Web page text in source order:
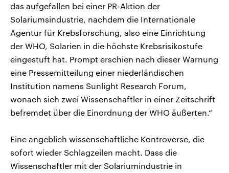
das aufgefallen bei einer PR-Aktion der
Solariumsindustrie, nachdem die Internationale
Agentur für Krebsforschung, also eine Einrichtung
der WHO, Solarien in die höchste Krebsrisikostufe
eingestuft hat. Prompt erschien nach dieser Warnung
eine Pressemitteilung einer niederländischen
Institution namens Sunlight Research Forum,
wonach sich zwei Wissenschaftler in einer Zeitschrift
befremdet über die Einordnung der WHO äußerten.“
Eine angeblich wissenschaftliche Kontroverse, die
sofort wieder Schlagzeilen macht. Dass die
Wissenschaftler mit der Solariumindustrie in